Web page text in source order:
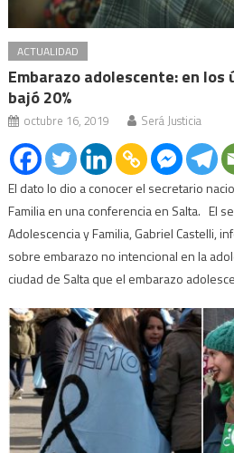
ACTUALIDAD
Embarazo adolescente: en
bajó 20%
octubre 16, 2019 Será Justicia
El dato lo dio a conocer el secretario
Familia en una conferencia en Salta. El
Adolescencia y Familia, Gabriel Castelli,
sobre embarazo no intencional en la
ciudad de Salta que el embarazo